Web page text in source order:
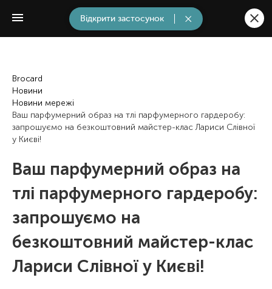
Brocard
Новини
Новини мережі
Ваш парфумерний образ на тлі парфумерного гардеробу:
запрошуємо на безкоштовний майстер-клас Лариси Слівної
у Києві!
Ваш парфумерний образ на
тлі парфумерного гардеробу:
запрошуємо на
безкоштовний майстер-клас
Лариси Слівної у Києві!
Відкрити застосунок